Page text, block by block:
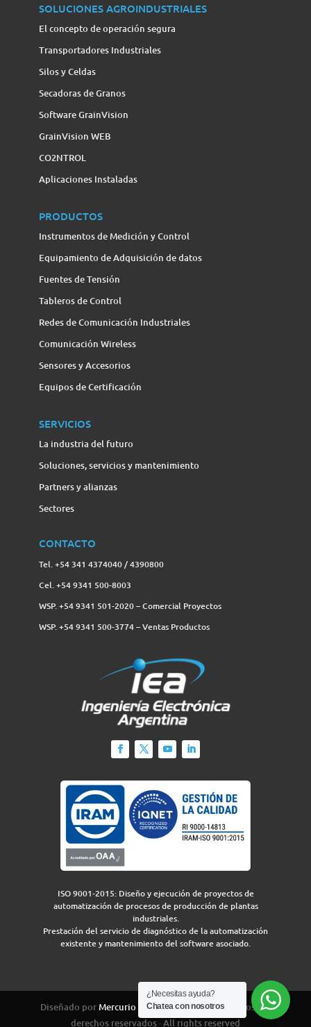
SOLUCIONES AGROINDUSTRIALES
El concepto de operación segura
Transportadores Industriales
Silos y Celdas
Secadoras de Granos
Software GrainVision
GrainVision WEB
CO2NTROL
Aplicaciones Instaladas
PRODUCTOS
Instrumentos de Medición y Control
Equipamiento de Adquisición de datos
Fuentes de Tensión
Tableros de Control
Redes de Comunicación Industriales
Comunicación Wireless
Sensores y Accesorios
Equipos de Certificación
SERVICIOS
La industria del futuro
Soluciones, servicios y mantenimiento
Partners y alianzas
Sectores
CONTACTO
Tel. +54 341 4374040 / 4390800
Cel. +54 9341 500-8003
WSP. +54 9341 501-2020 – Comercial Proyectos
WSP. +54 9341 500-3774‬ – Ventas Productos
ISO 9001-2015: Diseño y ejecución de proyectos de
automatización de procesos de producción de plantas
industriales.
Prestación del servicio de diagnóstico de la automatización
existente y mantenimiento del software asociado.
Diseñado porMercurio Grouppara IEA 2026 · Todos los
derechos reservados · All rights reserved
¿Necesitas ayuda?
Chatea con nosotros